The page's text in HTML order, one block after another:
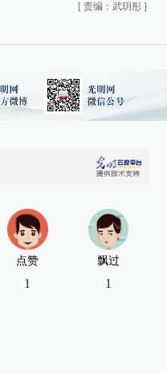
[ 责编：武玥彤 ]
点赞
1
飘过
1